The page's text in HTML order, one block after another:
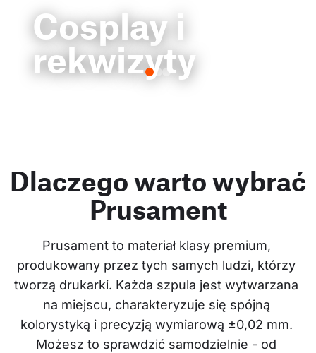
Cosplay i
rekwizyty
Dlaczego warto wybrać
Prusament
Prusament to materiał klasy premium,
produkowany przez tych samych ludzi, którzy
tworzą drukarki. Każda szpula jest wytwarzana
na miejscu, charakteryzuje się spójną
kolorystyką i precyzją wymiarową ±0,02 mm.
Możesz to sprawdzić samodzielnie - od